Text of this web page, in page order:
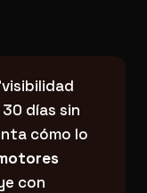
días sin
cómo lo
con